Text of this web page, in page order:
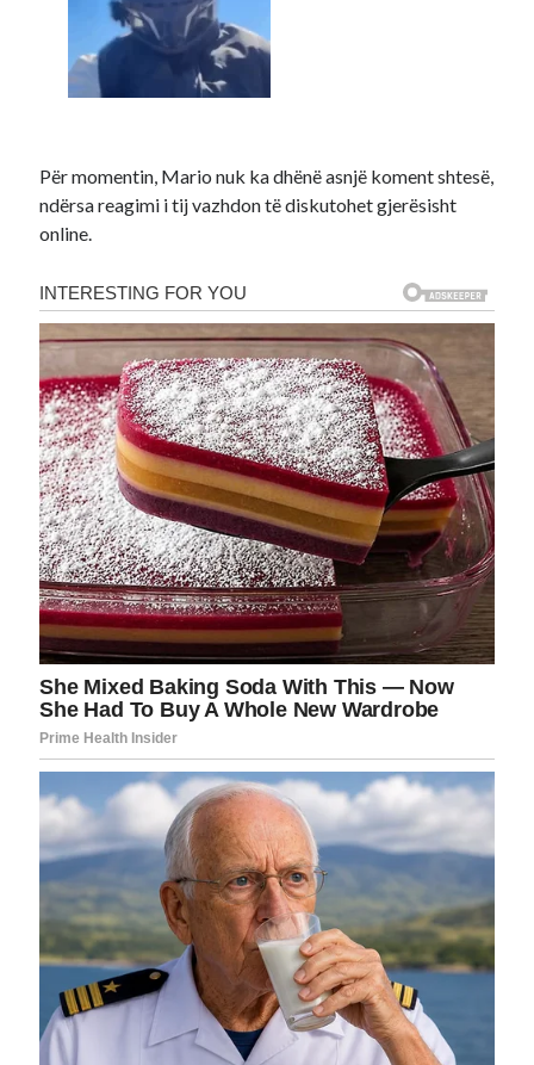
Për momentin, Mario nuk ka dhënë asnjë koment shtesë,
ndërsa reagimi i tij vazhdon të diskutohet gjerësisht
online.